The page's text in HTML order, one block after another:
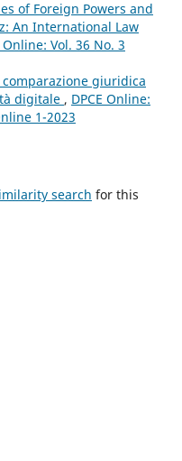
of Foreign Powers and
An International Law
Online: Vol. 36 No. 3
giuridica
digitale , DPCE Online:
1-2023
search for this